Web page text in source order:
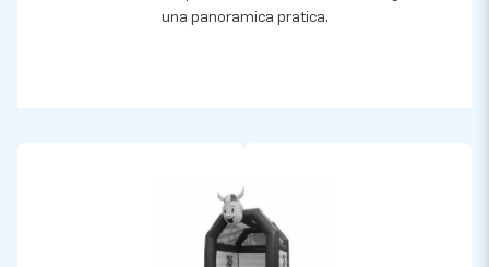
una panoramica pratica.